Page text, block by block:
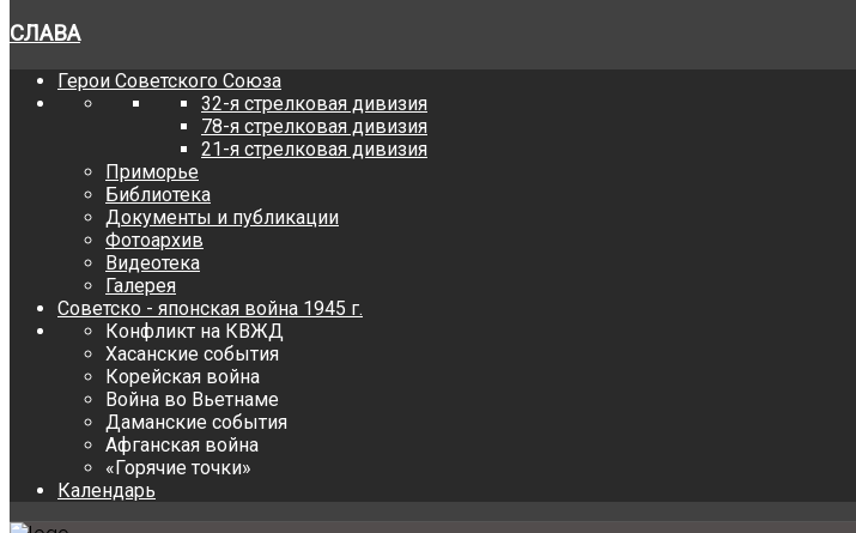
СЛАВА
Герои Советского Союза
32-я стрелковая дивизия
78-я стрелковая дивизия
21-я стрелковая дивизия
Приморье
Библиотека
Документы и публикации
Фотоархив
Видеотека
Галерея
Советско - японская война 1945 г.
Конфликт на КВЖД
Хасанские события
Корейская война
Война во Вьетнаме
Даманские события
Афганская война
«Горячие точки»
Календарь